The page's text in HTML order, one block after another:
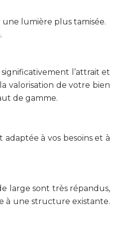
lumière plus tamisée.
l’attrait et
valorisation de votre bien
de gamme.
à vos besoins et à
large sont très répandus,
à une structure existante.